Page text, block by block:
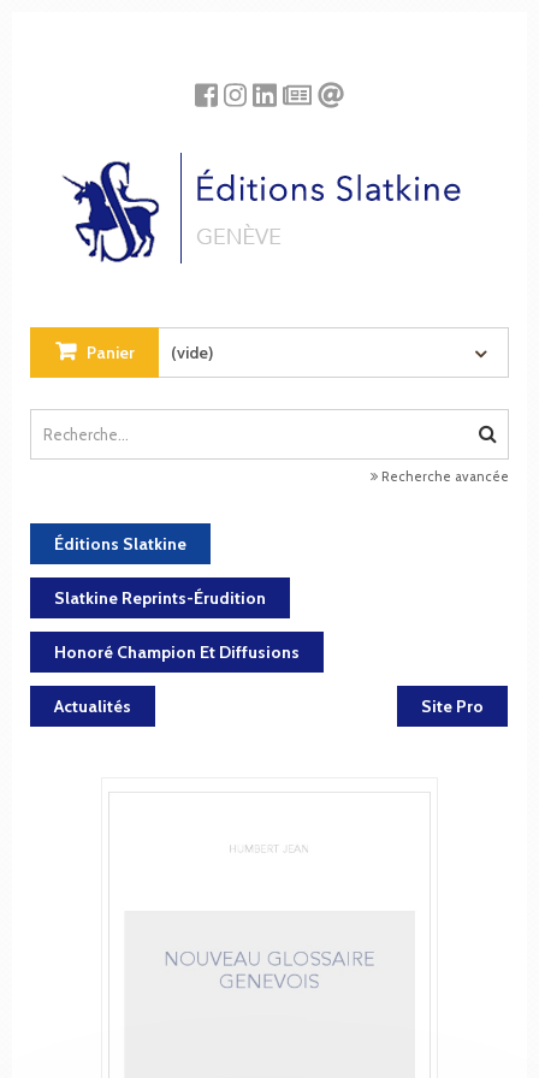
Panier (vide)
Recherche avancée
Éditions Slatkine
Slatkine Reprints-Érudition
Honoré Champion Et Diffusions
Actualités Site Pro